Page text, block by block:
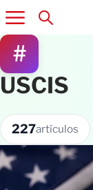
#
USCIS
227artículos